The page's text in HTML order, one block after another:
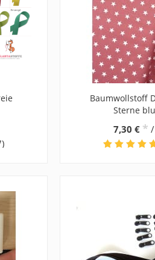
Baumwollstoff
Sterne
7,30 € *